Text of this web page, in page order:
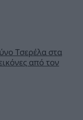
Τσερέλα στα
από τον